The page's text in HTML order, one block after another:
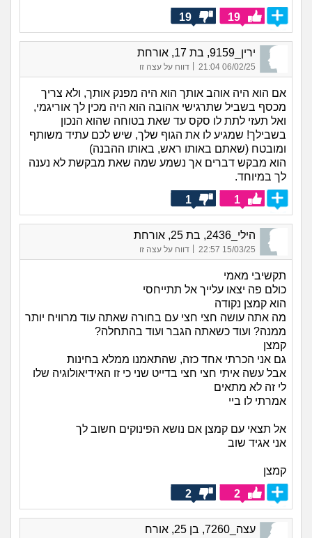
19
19
ירין_9159, בת 17, אורחת
06/02/25 21:04
| דווח על עצה זו
אם הוא היה אוהב אותך הוא היה מפנק אותך, ולא צריך
מכסף בשביל שתרגישי אהובה הוא היה מכין לך אוריגמי,
ואל תעזי לתת לו סקס עד שאת בטוחה שהוא הנכון
בשבילך! שמגיע לו את הגוף שלך, שיש לכם עתיד משותף
ומובטח (שאתם באותו ראש, באותו ההבנה)
הוא מבקש דברים אך נשמע שמה שאת מבקשת לא נענה
לך במיוחד.
1
1
הילי_2436, בת 25, אורחת
15/03/25 22:57 דווח על עצה זו
תקשיבי מאמי
כולם פה יצאו עלייך אל תתייחסי
הוא קמצן נקודה
מה אתה עושה חצי חצי עם בחורה שאתה עוד מרוויח יותר
ממנה? ועוד כשאתה הגבר ועוד בהתחלה?
קמצן
גם אני הכרתי אחד כזה, שהתאמנו ממלא בחינות
אבל עשה איתי חצי חצי בדייט שני כי זו האידיאולוגיה שלו
לי זה לא מתאים
אמרתי לו ביי
אל תצאי עם קמצן אם נושא הפינוקים חשוב לך
אני אגיד שוב
קמצן
2
2
עצה_7260, בן 25, אורח